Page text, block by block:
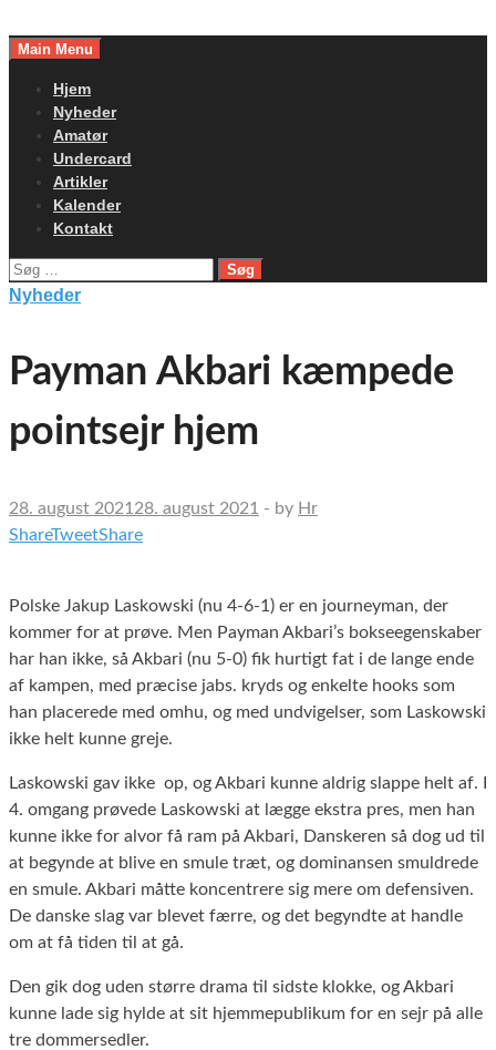
toMain Menu
Hjem
Nyheder
Amatør
Undercard
Artikler
Kalender
Kontakt
Søg
efter:
Nyheder
Payman Akbari kæmpede
pointsejr hjem
28. august 2021 28. august 2021 - by Hr
ShareTweetShare
Polske Jakup Laskowski (nu 4-6-1) er en journeyman, der
kommer for at prøve. Men Payman Akbari’s bokseegenskaber
har han ikke, så Akbari (nu 5-0) fik hurtigt fat i de lange ende
af kampen, med præcise jabs. kryds og enkelte hooks som
han placerede med omhu, og med undvigelser, som Laskowski
ikke helt kunne greje.
Laskowski gav ikke op, og Akbari kunne aldrig slappe helt af. I
4. omgang prøvede Laskowski at lægge ekstra pres, men han
kunne ikke for alvor få ram på Akbari, Danskeren så dog ud til
at begynde at blive en smule træt, og dominansen smuldrede
en smule. Akbari måtte koncentrere sig mere om defensiven.
De danske slag var blevet færre, og det begyndte at handle
om at få tiden til at gå.
Den gik dog uden større drama til sidste klokke, og Akbari
kunne lade sig hylde at sit hjemmepublikum for en sejr på alle
tre dommersedler.